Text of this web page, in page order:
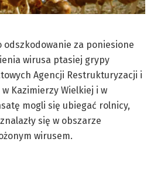
odszkodowanie za poniesione
wirusa ptasiej grypy
Agencji Restrukturyzacji i
Kazimierzy Wielkiej i w
mogli się ubiegać rolnicy,
się w obszarze
wirusem.